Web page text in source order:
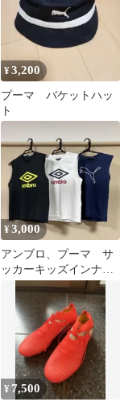
¥3,200
プーマ バケットハッ
ト
¥3,000
アンブロ、プーマ サ
ッカーキッズインナー3
枚セット
¥ 7,500